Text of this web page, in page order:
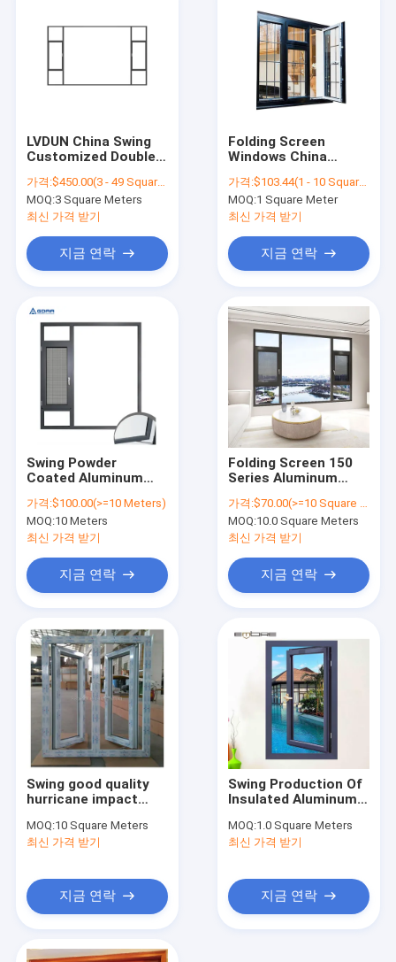
연락처
전공형 모듈형 주택
모듈형 박스 하우스
목재 오두막 모듈 주택
모듈형 제조 주택
밸리 모듈 주택
화장실 운송 컨테이너
같은 높이의 여닫이창
금속 칸막이 창문
LVDUN China Swing
Customized Double
Ultra Narrow Powder
Coating Frame
Casement Home
가격:$450.00(3 - 49 Square Meters) $427.00(50 - 99 Square Meters) $405.00(>=100 Square Meters)
MOQ:3 Square Meters
최신 가격 받기
지금 연락
Folding Screen
Windows China
Aluminum Casement
Window Double
Tempered Glass
Material Windows
Price
가격:$103.44(1 - 10 Square Meters) $93.26(11 - 200 Square Meters) $81.75(201 - 499 Square Meters) $67.59(>=500 Square Meters)
MOQ:1 Square Meter
최신 가격 받기
지금 연락
Swing Powder
Coated Aluminum
With Double Glazing
가격:$100.00(>=10 Meters)
MOQ:10 Meters
최신 가격 받기
지금 연락
Folding Screen 150
Series Aluminum
Casement Screen
With Steel Net
Casement
가격:$70.00(>=10 Square Meters)
MOQ:10.0 Square Meters
최신 가격 받기
지금 연락
Swing good quality
hurricane impact
size window
MOQ:10 Square Meters
최신 가격 받기
지금 연락
Swing Production Of
Insulated Aluminum
Waterproof
Casement Windows
MOQ:1.0 Square Meters
최신 가격 받기
지금 연락